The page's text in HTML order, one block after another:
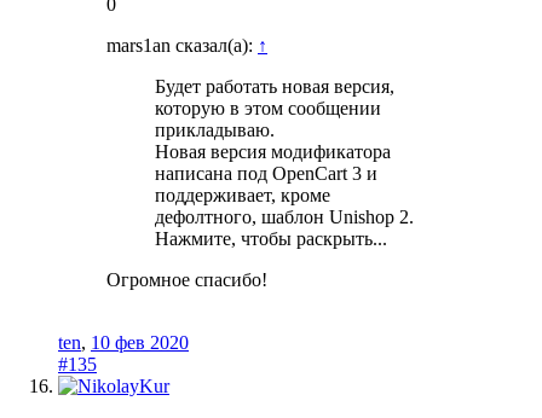
mars1an сказал(а): ↑
Будет работать новая версия,
которую в этом сообщении
прикладываю.
Новая версия модификатора
написана под OpenCart 3 и
поддерживает, кроме
дефолтного, шаблон Unishop 2.
Нажмите, чтобы раскрыть...
Огромное спасибо!
ten, 10 фев 2020
#135